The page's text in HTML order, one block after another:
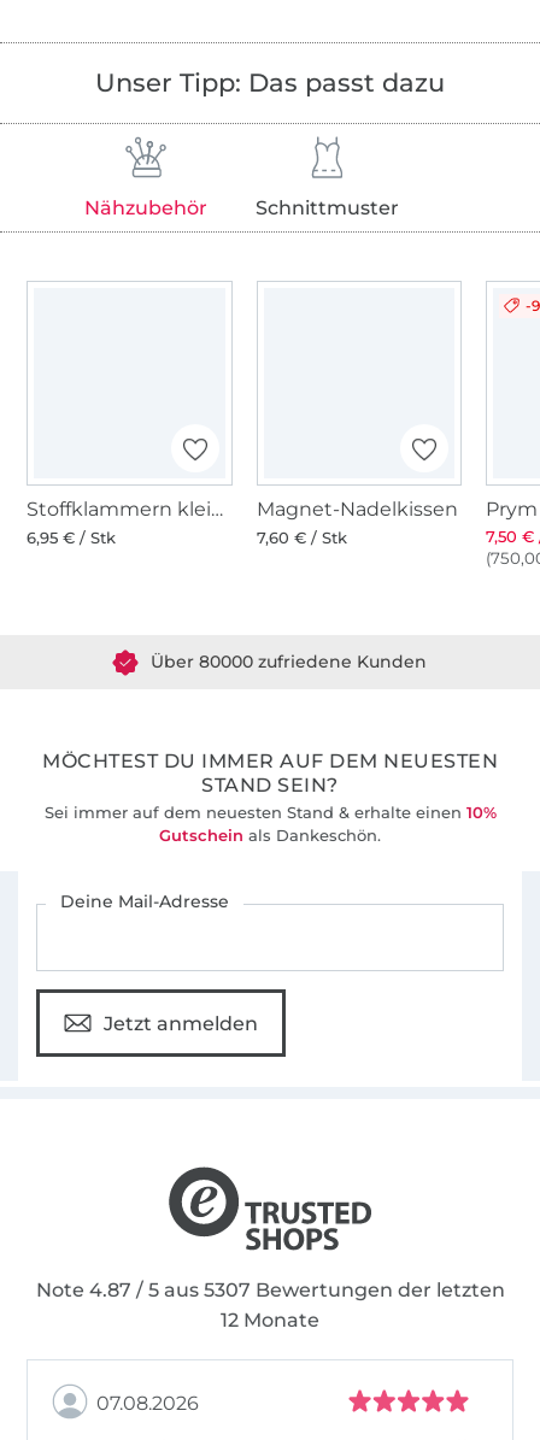
Unser Tipp: Das passt dazu
Nähzubehör Schnittmuster
Stoffklammern klein 20 Stk., bunt
6,95 € / Stk
Magnet-Nadelkissen
7,60 € / Stk
-
7,50 €
MÖCHTEST DU IMMER AUF DEM NEUESTEN
STAND SEIN?
Sei immer auf dem neuesten Stand & erhalte einen 10%
Gutschein als Dankeschön.
Deine Mail-Adresse
Jetzt anmelden
Note 4.87 / 5 aus 5307 Bewertungen der letzten
12 Monate
07.08.2026